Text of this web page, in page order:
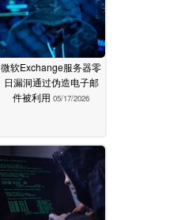
微软Exchange服务器零
日漏洞通过伪造电子邮
件被利用 05/17/2026